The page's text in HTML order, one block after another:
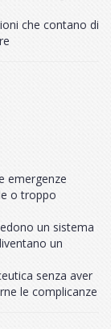
che contano di
emergenze
o troppo
un sistema
un
senza aver
le complicanze